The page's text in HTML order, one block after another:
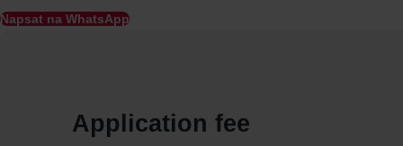
Napsat na WhatsApp
Application fee